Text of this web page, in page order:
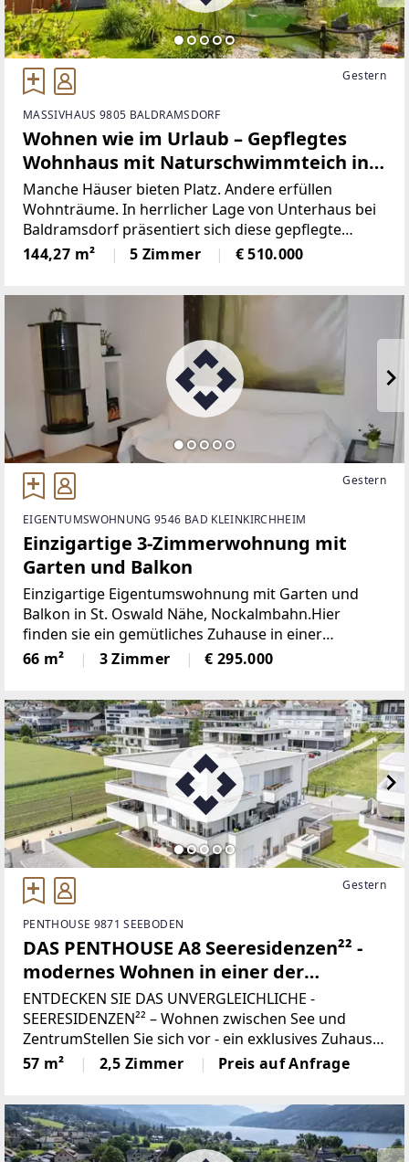
Gestern
MASSIVHAUS 9805 BALDRAMSDORF
Wohnen wie im Urlaub – Gepflegtes
Wohnhaus mit Naturschwimmteich in
Baldramsdorf
Manche Häuser bieten Platz. Andere erfüllen
Wohnträume. In herrlicher Lage von Unterhaus bei
Baldramsdorf präsentiert sich diese gepflegte
Immobilie als Rückzugsort mit echter
Lebensqualität – ein Zuhause für Menschen, die das
144,27 m² 5 Zimmer € 510.000
Gestern
EIGENTUMSWOHNUNG 9546 BAD KLEINKIRCHHEIM
Einzigartige 3-Zimmerwohnung mit
Garten und Balkon
Einzigartige Eigentumswohnung mit Garten und
Balkon in St. Oswald Nähe, Nockalmbahn.Hier
finden sie ein gemütliches Zuhause in einer
idyllischen Umgebung.Sonnig, inmitten
wunderschöner Berglandschaft der Nockberge
66 m² 3 Zimmer € 295.000
Gestern
PENTHOUSE 9871 SEEBODEN
DAS PENTHOUSE A8 Seeresidenzen²² -
modernes Wohnen in einer der
begehrtesten Lagen in SEENÄHE
ENTDECKEN SIE DAS UNVERGLEICHLICHE -
SEERESIDENZEN²² – Wohnen zwischen See und
ZentrumStellen Sie sich vor - ein exklusives Zuhause
nur zwei Minuten vom glitzernden Millstätter See
entfernt, eingebettet in eine der schönsten
57 m² 2,5 Zimmer Preis auf Anfrage